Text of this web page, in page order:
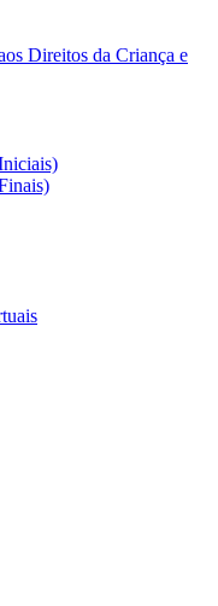
Direitos da Criança e